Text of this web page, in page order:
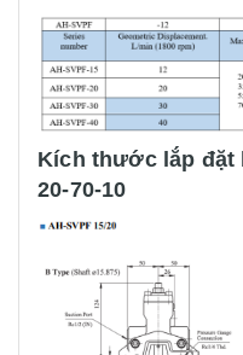
Kích thước lắp đặt
20-70-10